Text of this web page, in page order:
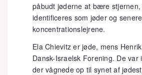
påbudt jøderne at bære
identificeres som jøder og
koncentrationslejrene.
Ela Chievitz er jøde, mens
Dansk-Israelsk Forening. De var
der vågnede op til synet af